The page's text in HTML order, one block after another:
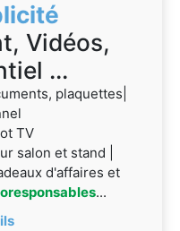
Vidéos,
...
plaquettes|
TV
salon et stand |
d'affaires et
...